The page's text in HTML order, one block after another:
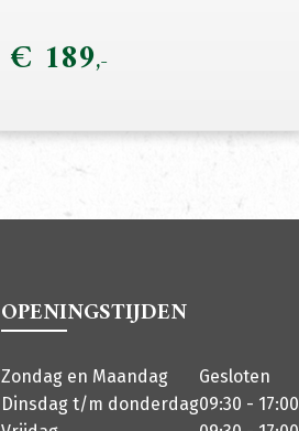
€ 189
OPENINGSTIJDEN
Zondag en Maandag
Gesloten
Dinsdag t/m donderdag09:30 - 17:00